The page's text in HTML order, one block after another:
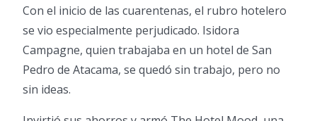
Con el inicio de las cuarentenas, el rubro hotelero
se vio especialmente perjudicado. Isidora
Campagne, quien trabajaba en un hotel de San
Pedro de Atacama, se quedó sin trabajo, pero no
sin ideas.